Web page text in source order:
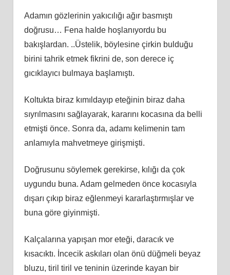
Adamın gözlerinin yakıcılığı ağır basmıştı
doğrusu… Fena halde hoşlanıyordu bu
bakışlardan. ..Üstelik, böylesine çirkin bulduğu
birini tahrik etmek fikrini de, son derece iç
gıcıklayıcı bulmaya başlamıştı.
Koltukta biraz kımıldayıp eteğinin biraz daha
sıyrılmasını sağlayarak, kararını kocasına da belli
etmişti önce. Sonra da, adamı kelimenin tam
anlamıyla mahvetmeye girişmişti.
Doğrusunu söylemek gerekirse, kılığı da çok
uygundu buna. Adam gelmeden önce kocasıyla
dışarı çıkıp biraz eğlenmeyi kararlaştırmışlar ve
buna göre giyinmişti.
Kalçalarına yapışan mor eteği, daracık ve
kısacıktı. İncecik askıları olan önü düğmeli beyaz
bluzu, tiril tiril ve teninin üzerinde kayan bir